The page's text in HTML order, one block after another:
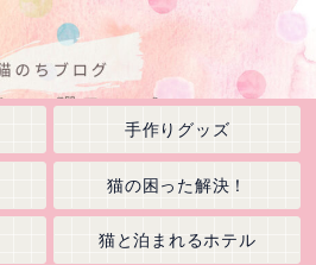
手作りグッズ
猫の困った解決！
猫と泊まれるホテル